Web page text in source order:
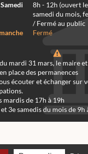
Samedi
8h - 12h (ouvert
samedi du mois,
/ Fermé au public
Fermé
mardi 31 mars, le maire
place des permanences
écouter et échanger sur
mardis de 17h à 19h
3e samedis du mois de 9h